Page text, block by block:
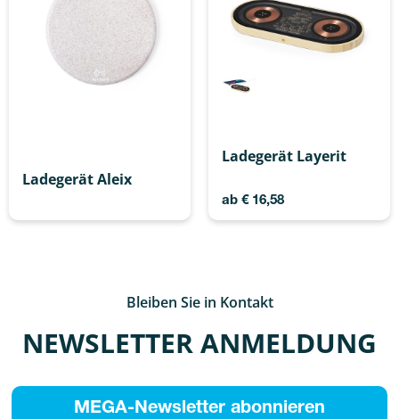
Ladegerät Aleix
Ladegerät Layerit
ab €16,58
Bleiben Sie in Kontakt
NEWSLETTER ANMELDUNG
MEGA-Newsletter abonnieren